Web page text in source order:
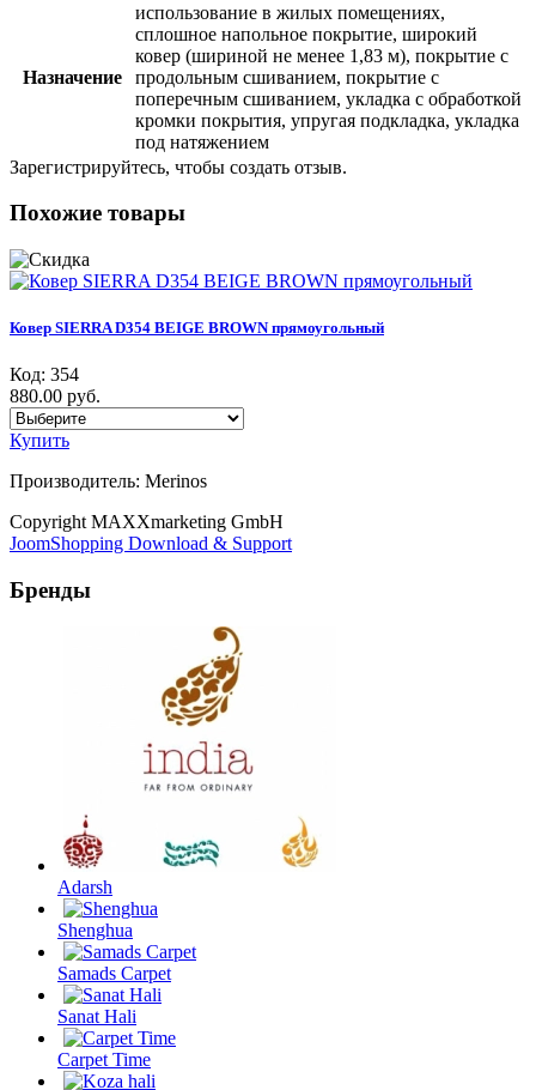
Назначение
использование в жилых помещениях,
сплошное напольное покрытие, широкий
ковер (шириной не менее 1,83 м), покрытие с
продольным сшиванием, покрытие с
поперечным сшиванием, укладка с обработкой
кромки покрытия, упругая подкладка, укладка
под натяжением
Зарегистрируйтесь, чтобы создать отзыв.
Похожие товары
Ковер SIERRA D354 BEIGE BROWN прямоугольный
Код: 354
880.00 руб.
Купить
Производитель: Merinos
Copyright MAXXmarketing GmbH
JoomShopping Download & Support
Бренды
Adarsh
Shenghua
Samads Carpet
Sanat Hali
Carpet Time